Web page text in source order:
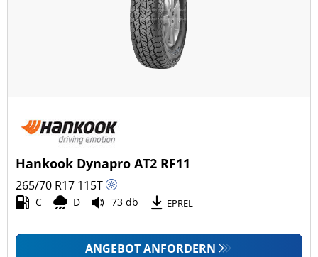
Hankook Dynapro AT2 RF11
265/70 R17 115T
C D 73 db EPREL
ANGEBOT ANFORDERN